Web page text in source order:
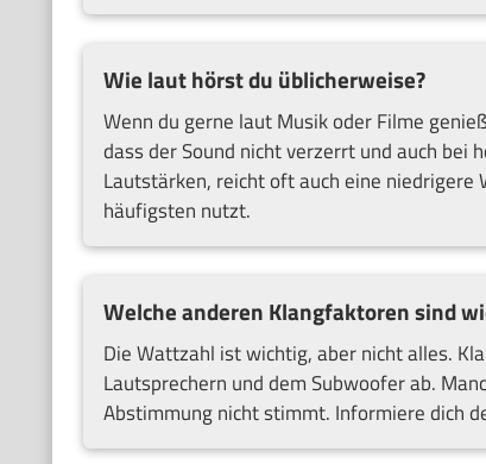
Wie laut hörst du üblicherweise?
Wenn du gerne laut Musik oder Filme
dass der Sound nicht verzerrt und auch
Lautstärken, reicht oft auch eine niedrigere
häufigsten nutzt.
Welche anderen Klangfaktoren sind
Die Wattzahl ist wichtig, aber nicht alles.
Lautsprechern und dem Subwoofer ab.
Abstimmung nicht stimmt. Informiere dich